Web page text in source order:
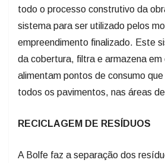
todo o processo construtivo da
sistema para ser utilizado pelos
empreendimento finalizado. Este
da cobertura, filtra e armazena
alimentam pontos de consumo
todos os pavimentos, nas áreas
RECICLAGEM DE RESÍDUOS
A Bolfe faz a separação dos